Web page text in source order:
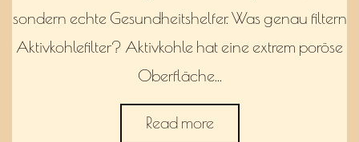
sondern echte Gesundheitshelfer. Was genau filtern
Aktivkohlefilter? Aktivkohle hat eine extrem poröse
Oberfläche…
Read more